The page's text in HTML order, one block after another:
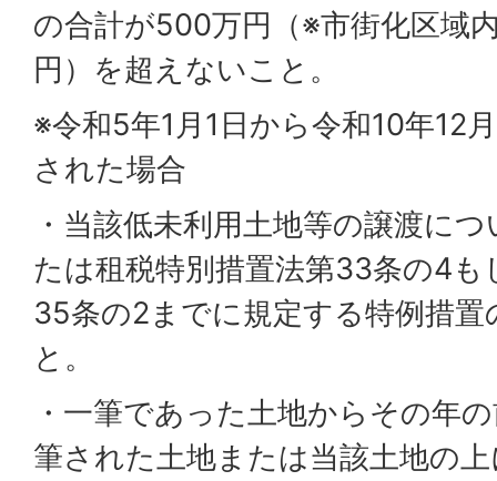
の合計が500万円（※市街化区域
円）を超えないこと。
※令和5年1月1日から令和10年12
された場合
・当該低未利用土地等の譲渡に
たは租税特別措置法第33条の4
35条の2までに規定する特例措
と。
・一筆であった土地からその年
筆された土地または当該土地の